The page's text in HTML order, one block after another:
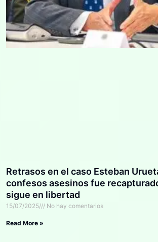
Retrasos en el caso Esteban
confesos asesinos fue
sigue en libertad
15/07/2025 No hay comentarios
Read More »